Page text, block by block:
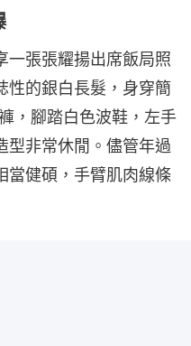
一張張耀揚出席飯局照
性的銀白長髮，身穿簡
，腳踏白色波鞋，左手
型非常休閒。儘管年過
當健碩，手臂肌肉線條